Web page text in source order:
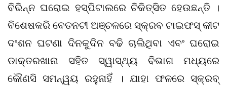
ବିଭିନ୍ନ ଘରୋଇ ହସ୍ପିଟାଲରେ ଚିକିତ୍ସିତ ହେଉଛନ୍ତି ।
ବିଶେଷକରି ବେତନଟୀ ଅଞ୍ଚଳରେ ସ୍କ୍ରବ ଟାଇଫସ୍‌ କୀଟ
ଦଂଶନ ଘଟଣା ଦିନକୁଦିନ ବଢି ଚାଲିଥିବା ଏବଂ ଘରୋଇ
ଡାକ୍ତରଖାନା ସହିତ ସ୍ୱାସ୍ଥ୍ୟ ବିଭାଗ ମଧ୍ୟରେ
କୌଣସି ସମନ୍ୱୟ ରହୁନାହିଁ । ଯାହା ଫଳରେ ସ୍କ୍ରବ୍